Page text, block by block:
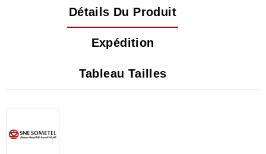
Détails Du Produit
Expédition
Tableau Tailles